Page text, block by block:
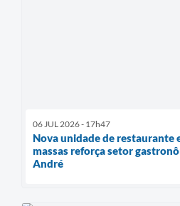
06 JUL 2026 - 17h47
Nova unidade de restaurante
massas reforça setor
André